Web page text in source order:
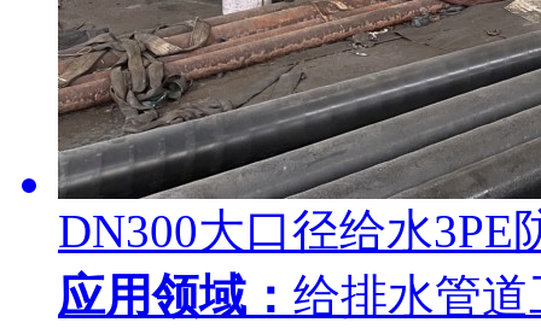
DN300大口径给水3PE
应用领域： 给排水管道